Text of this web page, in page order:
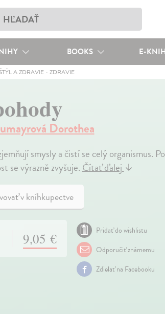
BOOKS E-
A ZDRAVIE- ZDRAVIE
Dorothea
smysly a čistí se celý organismus.
se výrazně zvyšuje.Čítať ďalej↓
v kníhkupectve
9,05 €
Pridať do wishlistu
Odporučiť známemu
Zdielať na Facebooku